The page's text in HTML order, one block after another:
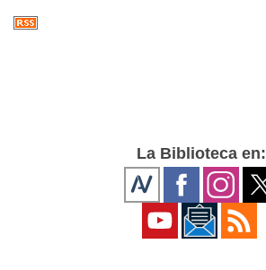
La Biblioteca en: